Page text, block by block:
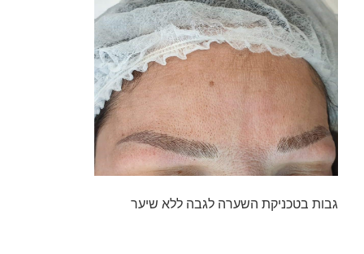
font_download סמן קישורים
לאפס
את
כל
האפשרויות
cached
גבות בטכניקת השערה לגבה ללא שיער